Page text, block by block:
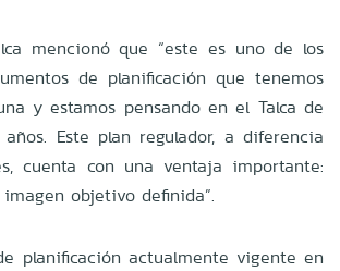
mencionó que “este es uno de los
de planificación que tenemos
y estamos pensando en el Talca de
Este plan regulador, a diferencia
cuenta con una ventaja importante:
objetivo definida”.
planificación actualmente vigente en